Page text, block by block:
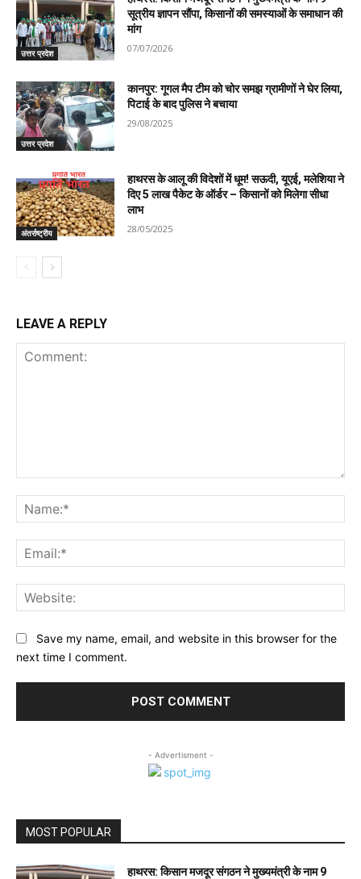
उत्तर प्रदेश
सूत्रीय ज्ञापन सौंपा, किसानों की समस्याओं के समाधान की
मांग
07/07/2026
उत्तर प्रदेश
कानपुर: गूगल मैप टीम को चोर समझ ग्रामीणों ने घेर लिया,
पिटाई के बाद पुलिस ने बचाया
29/08/2025
अंतर्राष्ट्रीय
हाथरस के आलू की विदेशों में धूम! सऊदी, यूएई, मलेशिया ने
दिए 5 लाख पैकेट के ऑर्डर – किसानों को मिलेगा सीधा
लाभ
28/05/2025
LEAVE A REPLY
Save my name, email, and website in this browser for the
next time I comment.
- Advertisment -
MOST POPULAR
हाथरस: किसान मजदूर संगठन ने मुख्यमंत्री के नाम 9